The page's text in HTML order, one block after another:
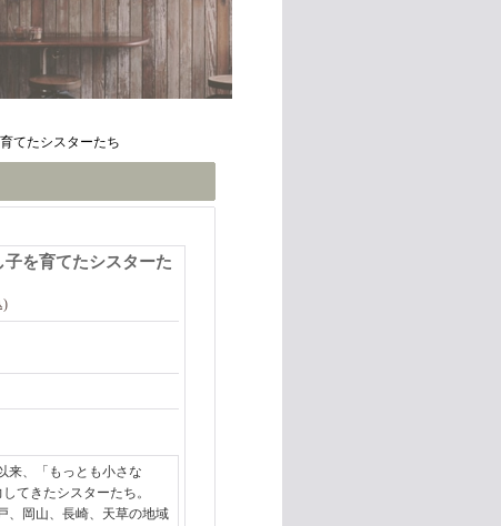
てたシスターたち
を育てたシスターた
)
来、「もっとも小さな
てきたシスターたち。
、岡山、長崎、天草の地域